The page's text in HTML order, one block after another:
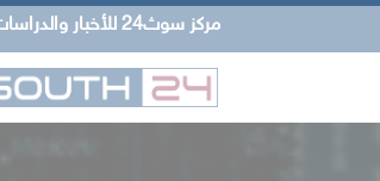
مركز سوث24 للأخبار والدراسات